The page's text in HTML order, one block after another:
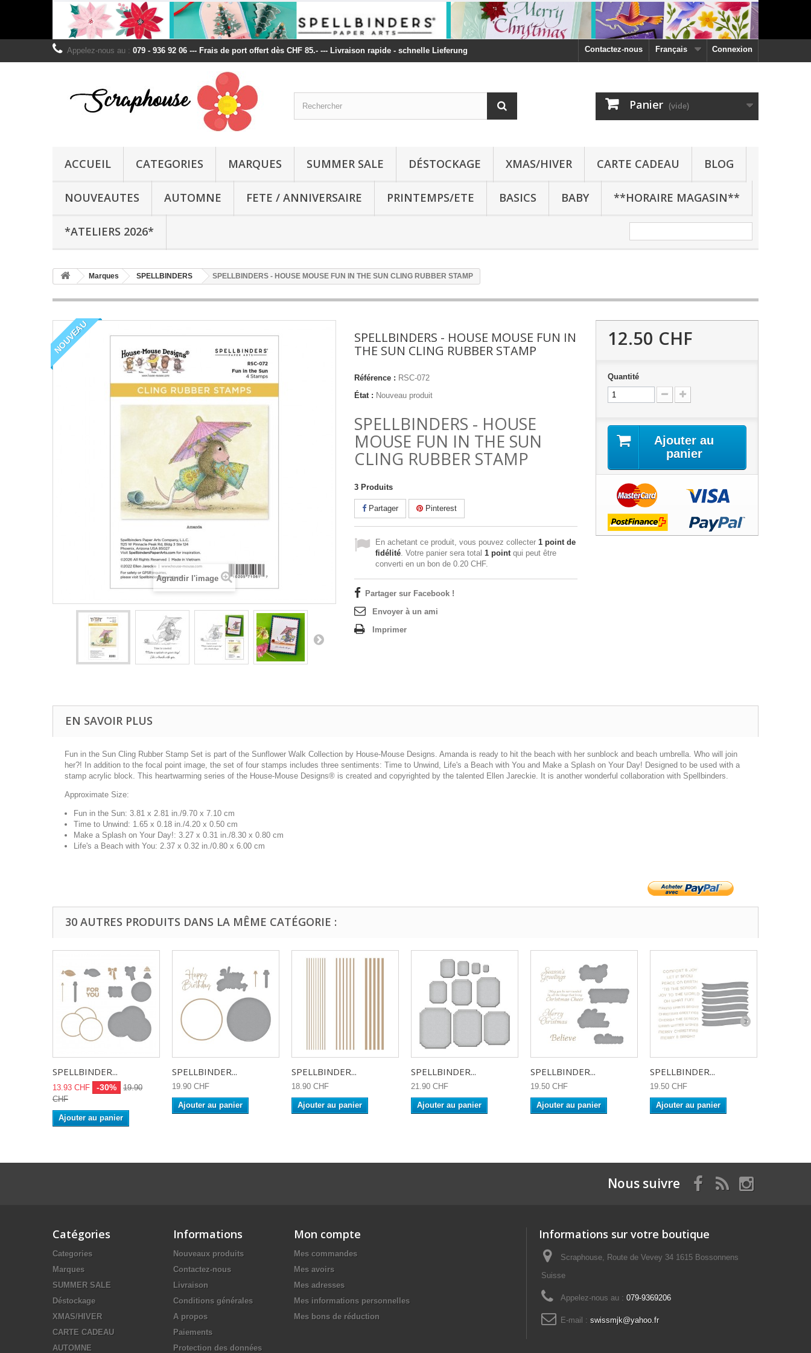
Connexion
Français
Contactez-nous
Appelez-nous au : 079 - 936 92 06 --- Frais de port offert dès CHF 85.- --- Livraison rapide - schnelle Lieferung
Panier (vide)
ACCUEIL CATEGORIES MARQUES SUMMER SALE DÉSTOCKAGE XMAS/HIVER CARTE CADEAU BLOG
NOUVEAUTES AUTOMNE FETE / ANNIVERSAIRE PRINTEMPS/ETE BASICS BABY **HORAIRE MAGASIN**
*ATELIERS 2026*
Marques SPELLBINDERS SPELLBINDERS - HOUSE MOUSE FUN IN THE SUN CLING RUBBER STAMP
NOUVEAU
Agrandir l'image
SPELLBINDERS - HOUSE MOUSE FUN IN
THE SUN CLING RUBBER STAMP
Référence : RSC-072
État : Nouveau produit
SPELLBINDERS - HOUSE
MOUSE FUN IN THE SUN
CLING RUBBER STAMP
3 Produits
Partager Pinterest
En achetant ce produit, vous pouvez collecter 1 point de
fidélité. Votre panier sera total 1 pointqui peut être
converti en un bon de 0.20 CHF.
Partager sur Facebook !
Envoyer à un ami
Imprimer
12.50 CHF
Quantité
Ajouter au
panier
EN SAVOIR PLUS
Fun in the Sun Cling Rubber Stamp Set is part of the Sunflower Walk Collection by House-Mouse Designs. Amanda is ready to hit the beach with her sunblock and beach umbrella. Who will join
her?! In addition to the focal point image, the set of four stamps includes three sentiments: Time to Unwind, Life's a Beach with You and Make a Splash on Your Day! Designed to be used with a
stamp acrylic block. This heartwarming series of the House-Mouse Designs® is created and copyrighted by the talented Ellen Jareckie. It is another wonderful collaboration with Spellbinders.
Approximate Size:
Fun in the Sun: 3.81 x 2.81 in./9.70 x 7.10 cm
Time to Unwind: 1.65 x 0.18 in./4.20 x 0.50 cm
Make a Splash on Your Day!: 3.27 x 0.31 in./8.30 x 0.80 cm
Life's a Beach with You: 2.37 x 0.32 in./0.80 x 6.00 cm
30 AUTRES PRODUITS DANS LA MÊME CATÉGORIE :
SPELLBINDER...
13.93 CHF -30%
19.90
CHF
Ajouter au panier
SPELLBINDER...
19.90 CHF
Ajouter au panier
SPELLBINDER...
18.90 CHF
Ajouter au panier
SPELLBINDER...
21.90 CHF
Ajouter au panier
SPELLBINDER...
19.50 CHF
Ajouter au panier
SPELLBINDER...
19.50 CHF
Ajouter au panier
Nous suivre
Catégories
Categories
Marques
SUMMER SALE
Déstockage
XMAS/HIVER
CARTE CADEAU
AUTOMNE
Informations
Nouveaux produits
Contactez-nous
Livraison
Conditions générales
A propos
Paiements
Protection des données
Mon compte
Mes commandes
Mes avoirs
Mes adresses
Mes informations personnelles
Mes bons de réduction
Informations sur votre boutique
Scraphouse, Route de Vevey 34 1615 Bossonnens
Suisse
Appelez-nous au : 079-9369206
E-mail : swissmjk@yahoo.fr